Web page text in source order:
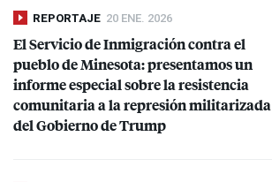
REPORTAJE 20 ENE. 2026
El Servicio de Inmigración contra el
pueblo de Minesota: presentamos un
informe especial sobre la resistencia
comunitaria a la represión militarizada
del Gobierno de Trump